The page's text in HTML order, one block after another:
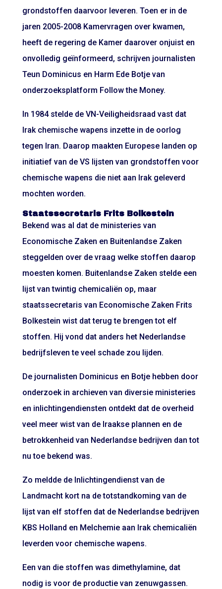
grondstoffen daarvoor leveren. Toen er in de
jaren 2005-2008 Kamervragen over kwamen,
heeft de regering de Kamer daarover onjuist en
onvolledig geïnformeerd, schrijven journalisten
Teun Dominicus en Harm Ede Botje van
onderzoeksplatform Follow the Money.
In 1984 stelde de VN-Veiligheidsraad vast dat
Irak chemische wapens inzette in de oorlog
tegen Iran. Daarop maakten Europese landen op
initiatief van de VS lijsten van grondstoffen voor
chemische wapens die niet aan Irak geleverd
mochten worden.
Staatssecretaris Frits Bolkestein
Bekend was al dat de ministeries van
Economische Zaken en Buitenlandse Zaken
steggelden over de vraag welke stoffen daarop
moesten komen. Buitenlandse Zaken stelde een
lijst van twintig chemicaliën op, maar
staatssecretaris van Economische Zaken Frits
Bolkestein wist dat terug te brengen tot elf
stoffen. Hij vond dat anders het Nederlandse
bedrijfsleven te veel schade zou lijden.
De journalisten Dominicus en Botje hebben door
onderzoek in archieven van diversie ministeries
en inlichtingendiensten ontdekt dat de overheid
veel meer wist van de Iraakse plannen en de
betrokkenheid van Nederlandse bedrijven dan tot
nu toe bekend was.
Zo meldde de Inlichtingendienst van de
Landmacht kort na de totstandkoming van de
lijst van elf stoffen dat de Nederlandse bedrijven
KBS Holland en Melchemie aan Irak chemicaliën
leverden voor chemische wapens.
Een van die stoffen was dimethylamine, dat
nodig is voor de productie van zenuwgassen.